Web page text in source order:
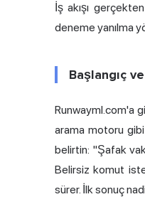
İş akışı
deneme yanılma
Başlangıç
Runwayml.com'a
arama motoru
belirtin: "Şafak
Belirsiz komut
sürer. İlk sonuç